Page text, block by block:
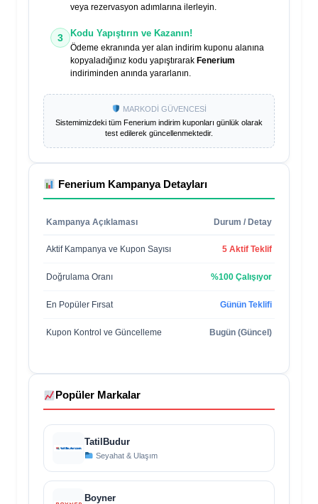
veya rezervasyon adımlarına ilerleyin.
3 Kodu Yapıştırın ve Kazanın!
Ödeme ekranında yer alan indirim kuponu alanına
kopyaladığınız kodu yapıştırarak Fenerium
indiriminden anında yararlanın.
MARKODİ GÜVENCESİ
Sistemimizdeki tüm Fenerium indirim kuponları günlük olarak
test edilerek güncellenmektedir.
Fenerium Kampanya Detayları
Kampanya Açıklaması Durum / Detay
Aktif Kampanya ve Kupon Sayısı 5 Aktif Teklif
Doğrulama Oranı %100 Çalışıyor
En Popüler Fırsat Günün Teklifi
Kupon Kontrol ve Güncelleme Bugün (Güncel)
Popüler Markalar
TatilBudur
Seyahat & Ulaşım
Boyner